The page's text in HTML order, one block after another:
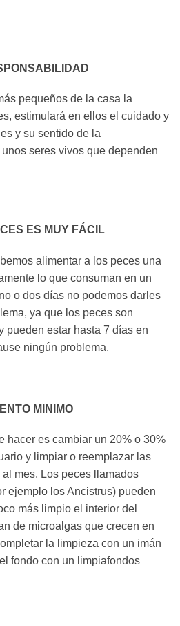
pequeños de la casa la
estimulará en ellos el cuidado y
y su sentido de la
seres vivos que dependen
ES MUY FÁCIL
alimentar a los peces una
lo que consuman en un
o dos días no podemos darles
ya que los peces son
pueden estar hasta 7 días en
ningún problema.
MINIMO
hacer es cambiar un 20% o 30%
y limpiar o reemplazar las
mes. Los peces llamados
ejemplo los Ancistrus) pueden
más limpio el interior del
de microalgas que crecen en
la limpieza con un imán
fondo con un limpiafondos